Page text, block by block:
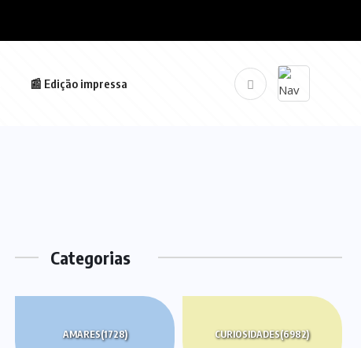
📰 Edição impressa
Categorias
AMARES(1728) CURIOSIDADES(6982)